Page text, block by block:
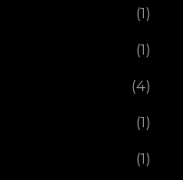
(1)
(1)
(4)
(1)
(1)